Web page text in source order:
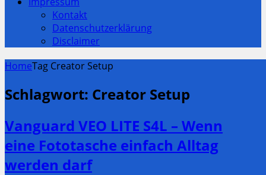
Kontakt
Datenschutzerklärung
Disclaimer
HomeTag Creator Setup
Schlagwort: Creator Setup
Vanguard VEO LITE S4L – Wenn
eine Fototasche einfach Alltag
werden darf